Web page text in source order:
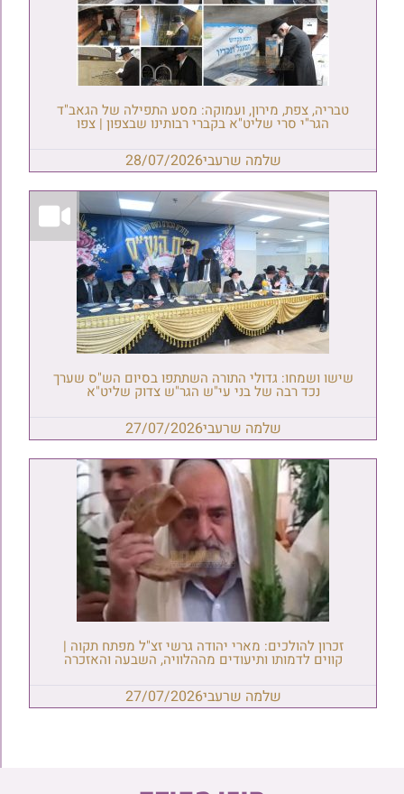
טבריה, צפת, מירון, ועמוקה: מסע התפילה של הגאב"ד
הגר"י סרי שליט"א בקברי רבותינו שבצפון | צפו
שלמה שרעבי28/07/2026
שישו ושמחו: גדולי התורה השתתפו בסיום הש"ס שערך
נכד רבה של בני עי"ש הגר"ש צדוק שליט"א
שלמה שרעבי27/07/2026
זכרון להולכים: מארי יהודה גרשי זצ"ל מפתח תקוה |
קווים לדמותו ותיעודים מההלוויה, השבעה והאזכרה
שלמה שרעבי27/07/2026